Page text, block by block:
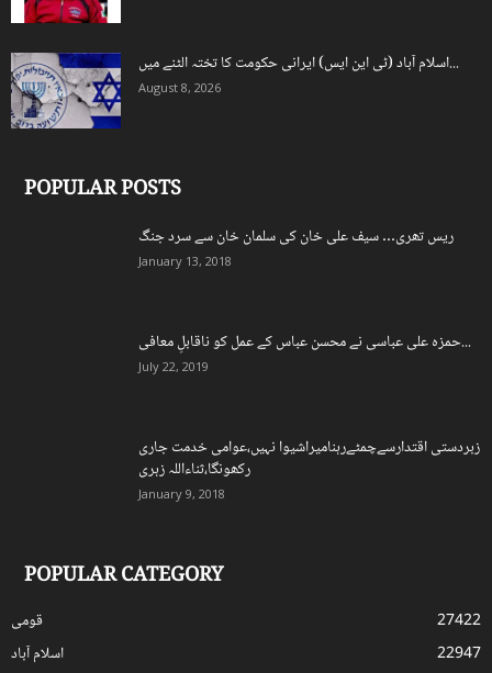
اسلام آباد (ٹی این ایس) ایرانی حکومت کا تختہ الٹنے میں...
August 8, 2026
POPULAR POSTS
ریس تھری… سیف علی خان کی سلمان خان سے سرد جنگ
January 13, 2018
حمزہ علی عباسی نے محسن عباس کے عمل کو ناقابلِ معافی...
July 22, 2019
زبردستی اقتدارسےچمٹےرہنامیراشیوا نہیں،عوامی خدمت جاری
رکھونگا،ثناءاللہ زہری
January 9, 2018
POPULAR CATEGORY
قومی
27422
اسلام آباد
22947